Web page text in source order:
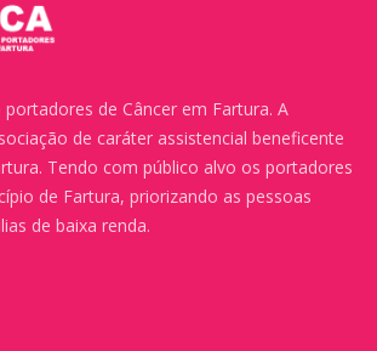
de Câncer em Fartura. A
de caráter assistencial beneficente
Tendo com público alvo os portadores
de Fartura, priorizando as pessoas
de baixa renda.